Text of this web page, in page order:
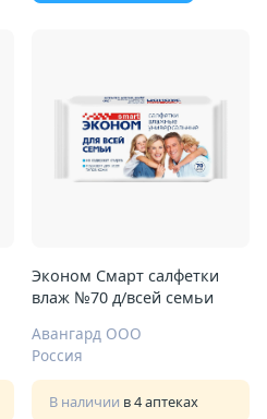
Эконом Смарт салфетки
влаж №70 д/всей семьи
Авангард ООО
Россия
В наличии в 4 аптеках